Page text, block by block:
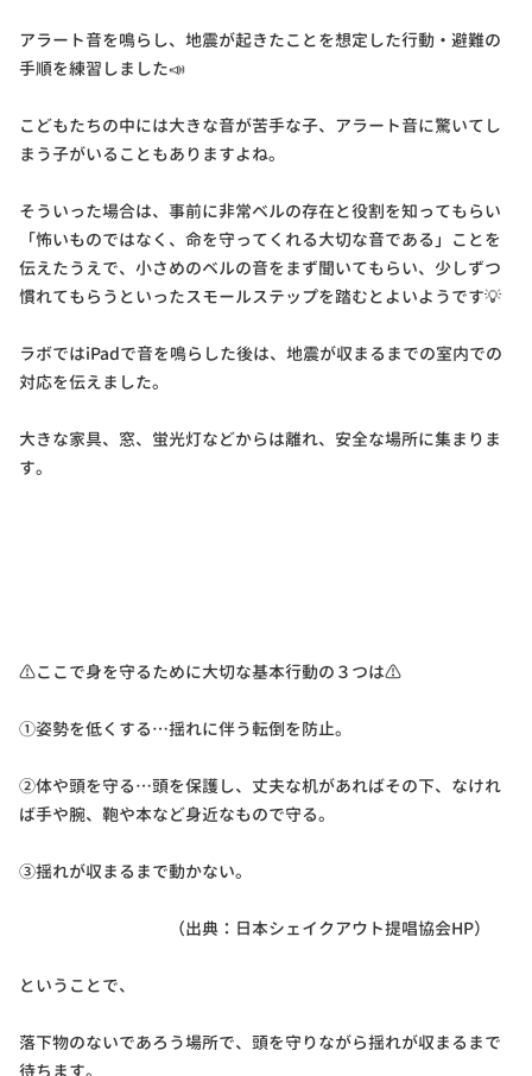
アラート音を鳴らし、地震が起きたことを想定した行動・避難の
手順を練習しました📣
こどもたちの中には大きな音が苦手な子、アラート音に驚いてし
まう子がいることもありますよね。
そういった場合は、事前に非常ベルの存在と役割を知ってもらい
「怖いものではなく、命を守ってくれる大切な音である」ことを
伝えたうえで、小さめのベルの音をまず聞いてもらい、少しずつ
慣れてもらうといったスモールステップを踏むとよいようです💡
ラボではiPadで音を鳴らした後は、地震が収まるまでの室内での
対応を伝えました。
大きな家具、窓、蛍光灯などからは離れ、安全な場所に集まりま
す。
⚠ここで身を守るために大切な基本行動の３つは⚠
①姿勢を低くする…揺れに伴う転倒を防止。
②体や頭を守る…頭を保護し、丈夫な机があればその下、なけれ
ば手や腕、鞄や本など身近なもので守る。
③揺れが収まるまで動かない。
（出典：日本シェイクアウト提唱協会HP）
ということで、
落下物のないであろう場所で、頭を守りながら揺れが収まるまで
待ちます。